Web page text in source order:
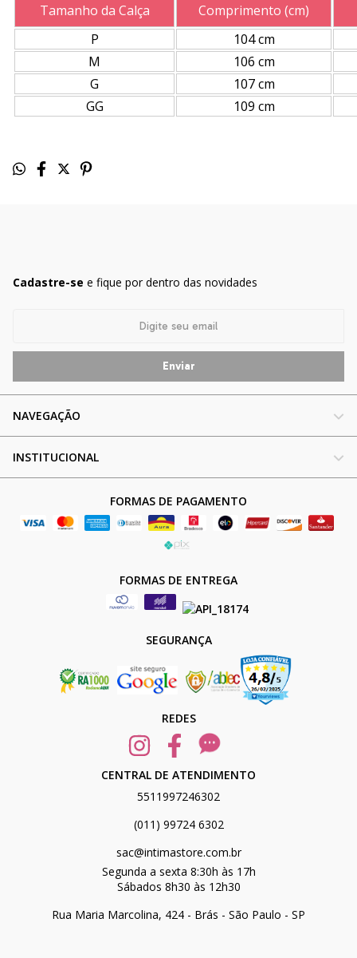
Tamanho da Calça
Comprimento (cm)
P
104 cm
M
106 cm
G
107 cm
GG
109 cm
Cadastre-se e fique por dentro das novidades
NAVEGAÇÃO
INSTITUCIONAL
FORMAS DE PAGAMENTO
FORMAS DE ENTREGA
SEGURANÇA
REDES
CENTRAL DE ATENDIMENTO
5511997246302
(011) 99724 6302
sac@intimastore.com.br
Segunda a sexta 8:30h às 17h
Sábados 8h30 às 12h30
Rua Maria Marcolina, 424 - Brás - São Paulo - SP